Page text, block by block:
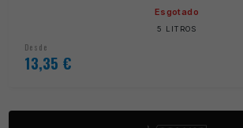
Esgotado
5 LITROS
Desde
13,35 €